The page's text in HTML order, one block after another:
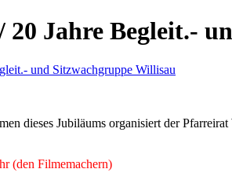
Jahre Begleit.-
dieses Jubiläums organisiert der
(den Filmemachern)